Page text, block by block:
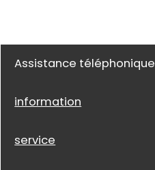
Assistance téléphonique
information
service